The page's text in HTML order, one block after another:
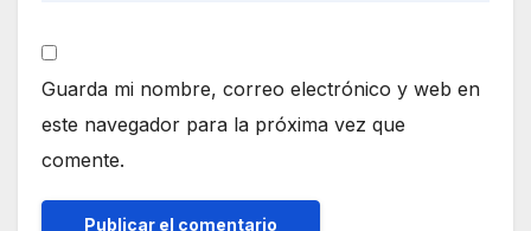
Guarda mi nombre, correo electrónico y web en
este navegador para la próxima vez que
comente.